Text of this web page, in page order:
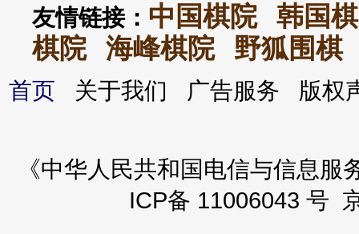
友情链接： 中国棋院
韩国
棋院
海峰棋院 野狐围棋
首页 关于我们 广告服务 版
《中华人民共和国电信与信息
ICP备 11006043 号